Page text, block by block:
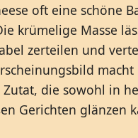
oft eine schöne
krümelige Masse
zerteilen und
die sowohl in
Gerichten glänzen